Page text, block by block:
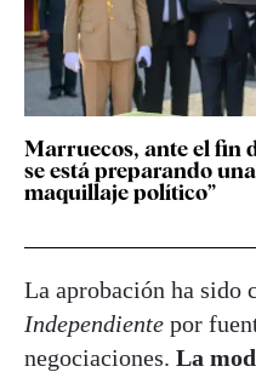
Marruecos, ante el fin
se está preparando
maquillaje político”
La aprobación ha sido
Independiente por
negociaciones. La